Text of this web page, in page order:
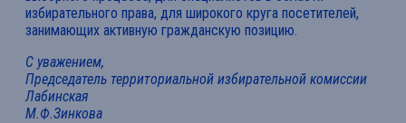
избирательного права, для широкого круга посетителей,
занимающих активную гражданскую позицию.
С уважением,
Председатель территориальной избирательной комиссии
Лабинская
М.Ф.Зинкова